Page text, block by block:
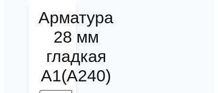
Арматура
28 мм
гладкая
А1(А240)